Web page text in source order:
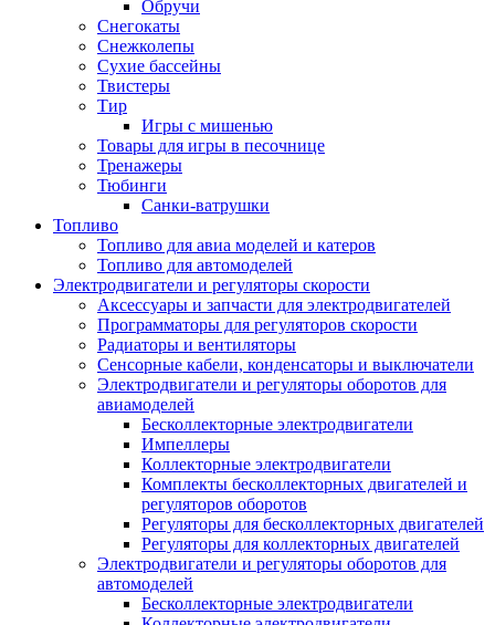
Обручи
Снегокаты
Снежколепы
Сухие бассейны
Твистеры
Тир
Игры с мишенью
Товары для игры в песочнице
Тренажеры
Тюбинги
Санки-ватрушки
Топливо
Топливо для авиа моделей и катеров
Топливо для автомоделей
Электродвигатели и регуляторы скорости
Аксессуары и запчасти для электродвигателей
Программаторы для регуляторов скорости
Радиаторы и вентиляторы
Сенсорные кабели, конденсаторы и выключатели
Электродвигатели и регуляторы оборотов для
авиамоделей
Бесколлекторные электродвигатели
Импеллеры
Коллекторные электродвигатели
Комплекты бесколлекторных двигателей и
регуляторов оборотов
Регуляторы для бесколлекторных двигателей
Регуляторы для коллекторных двигателей
Электродвигатели и регуляторы оборотов для
автомоделей
Бесколлекторные электродвигатели